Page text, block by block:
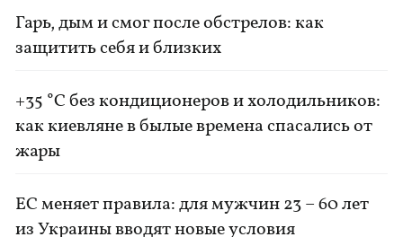
Гарь, дым и смог после обстрелов: как
защитить себя и близких
+35 °C без кондиционеров и холодильников:
как киевляне в былые времена спасались от
жары
ЕС меняет правила: для мужчин 23 – 60 лет
из Украины вводят новые условия